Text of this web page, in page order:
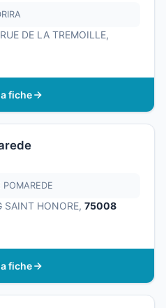
DE LA TREMOILLE,
fiche
SAINT HONORE, 75008
fiche